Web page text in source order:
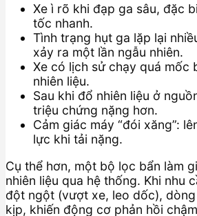
Xe ì rõ khi đạp ga sâu, đặc
tốc nhanh.
Tình trạng hụt ga lặp lại
xảy ra một lần ngẫu nhiên.
Xe có lịch sử chạy quá mốc
nhiên liệu.
Sau khi đổ nhiên liệu ở
triệu chứng nặng hơn.
Cảm giác máy “đói xăng”:
lực khi tải nặng.
Cụ thể hơn, một bộ lọc bẩn làm
nhiên liệu qua hệ thống. Khi nhu
đột ngột (vượt xe, leo dốc),
kịp, khiến động cơ phản hồi